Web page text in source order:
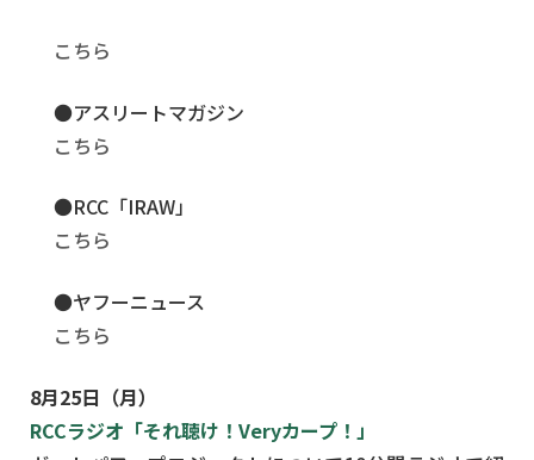
こちら
●アスリートマガジン
こちら
●RCC「IRAW」
こちら
●ヤフーニュース
こちら
8月25日（月）
RCCラジオ「それ聴け！Veryカープ！」